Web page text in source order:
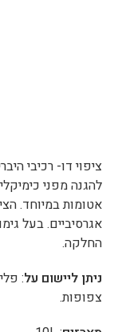
ציפוי דו- רכיבי
להגנה מפני
אטומות במיוחד.
אגרסיביים. בעל
החלקה.
ניתן ליישום על:
צפופות.